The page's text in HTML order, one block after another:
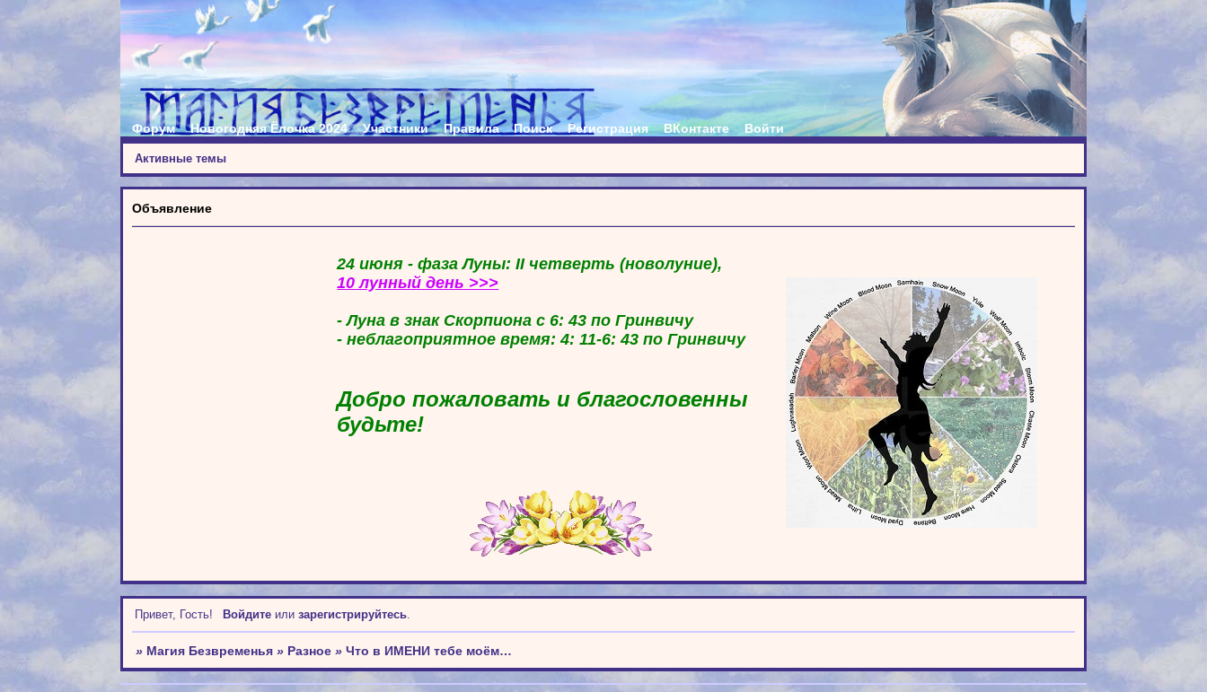
Форум Новогодняя Ёлочка 2024 Участники Правила Поиск Регистрация ВКонтакте Войти
Активные темы
Объявление
24 июня - фаза Луны: II четверть (новолуние),
10 лунный день >>>
- Луна в знак Скорпиона с 6: 43 по Гринвичу
- неблагоприятное время: 4: 11-6: 43 по Гринвичу
Добро пожаловать и благословенны
будьте!
Привет, Гость! Войдитеили зарегистрируйтесь.
» Магия Безвременья » Разное »Что в ИМЕНИ тебе моём…